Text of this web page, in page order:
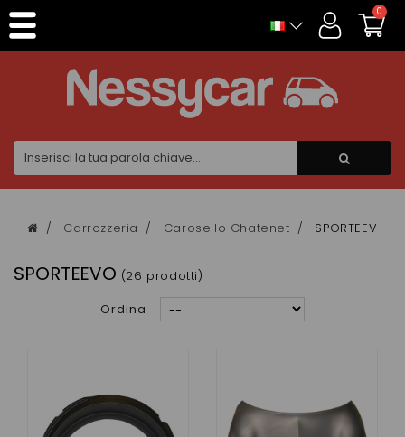
0
Carrozzeria Carosello Chatenet SPORTEEVO
SPORTEEVO (26 prodotti)
Ordina
Pannello di gestione dei cookies